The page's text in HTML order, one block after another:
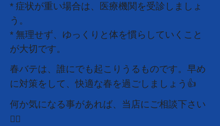
* 症状が重い場合は、医療機関を受診しましょ
う。
* 無理せず、ゆっくりと体を慣らしていくこと
が大切です。
春バテは、誰にでも起こりうるものです。早め
に対策をして、快適な春を過ごしましょう👍
何か気になる事があれば、当店にご相談下さい
🙇‍♂️